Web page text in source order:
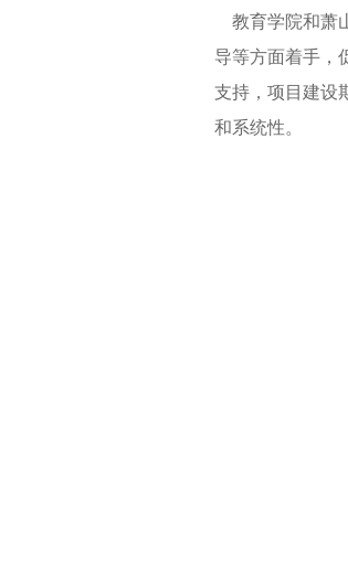
教育学院和萧
导等方面着手，
支持，项目建设
和系统性。